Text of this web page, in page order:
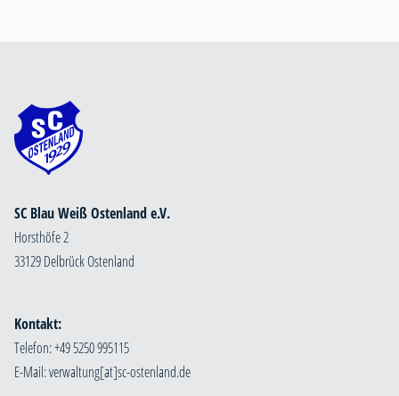
SC Blau Weiß Ostenland e.V.
Horsthöfe 2
33129 Delbrück Ostenland
Kontakt:
Telefon: +49 5250 995115
E-Mail: